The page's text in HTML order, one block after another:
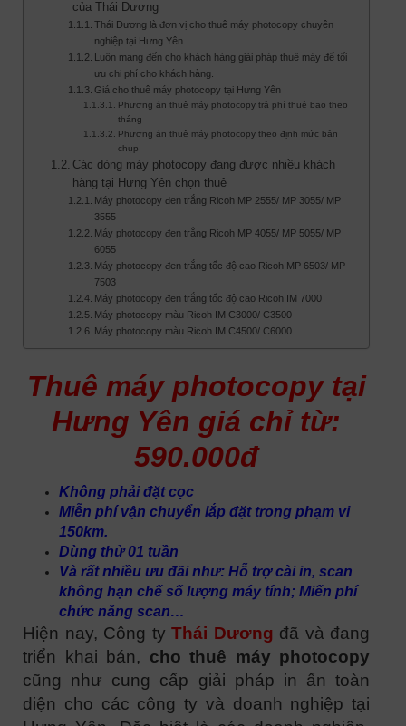
của Thái Dương
Thái Dương là đơn vị cho thuê máy photocopy chuyên
nghiệp tại Hưng Yên.
Luôn mang đến cho khách hàng giải pháp thuê máy để tối
ưu chi phí cho khách hàng.
Giá cho thuê máy photocopy tại Hưng Yên
Phương án thuê máy photocopy trả phí thuê bao theo
tháng
Phương án thuê máy photocopy theo định mức bản
chụp
Các dòng máy photocopy đang được nhiều khách
hàng tại Hưng Yên chọn thuê
Máy photocopy đen trắng Ricoh MP 2555/ MP 3055/ MP
3555
Máy photocopy đen trắng Ricoh MP 4055/ MP 5055/ MP
6055
Máy photocopy đen trắng tốc độ cao Ricoh MP 6503/ MP
7503
Máy photocopy đen trắng tốc độ cao Ricoh IM 7000
Máy photocopy màu Ricoh IM C3000/ C3500
Máy photocopy màu Ricoh IM C4500/ C6000
Thuê máy photocopy tại
Hưng Yên giá chỉ từ:
590.000đ
Không phải đặt cọc
Miễn phí vận chuyển lắp đặt trong phạm vi
150km.
Dùng thử 01 tuần
Và rất nhiều ưu đãi như: Hỗ trợ cài in, scan
không hạn chế số lượng máy tính; Miến phí
chức năng scan…
Hiện nay, Công ty Thái Dương đã và đang
triển khai bán, cho thuê máy photocopy
cũng như cung cấp giải pháp in ấn toàn
diện cho các công ty và doanh nghiệp tại